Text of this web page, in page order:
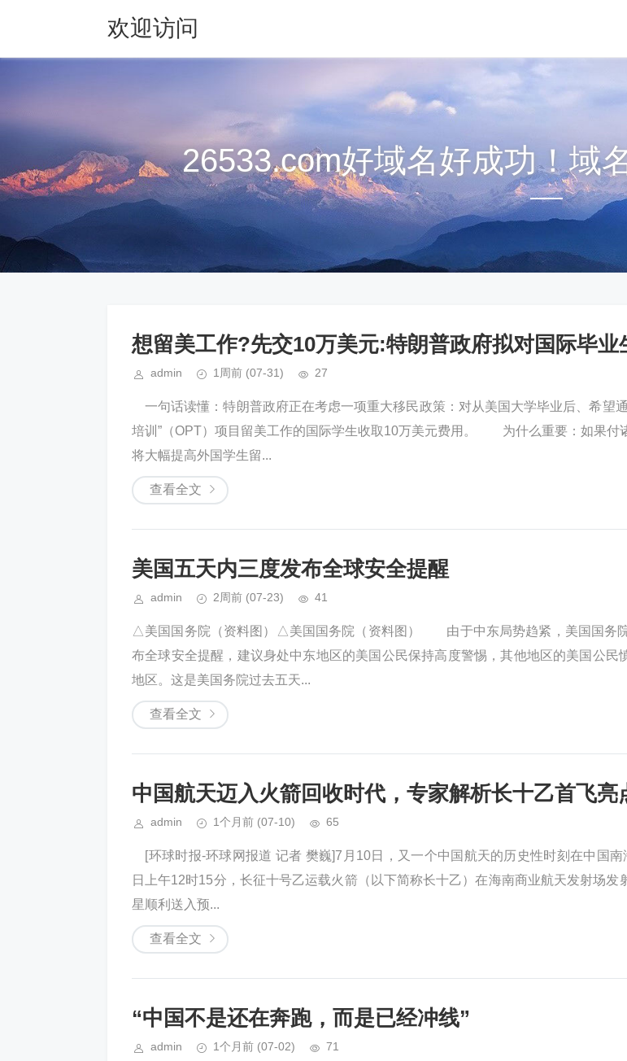
欢迎访问
26533.com好域名好成功！域
想留美工作?先交10万美元:特朗普政府拟对国际毕业
admin 1周前 (07-31) 27
一句话读懂：特朗普政府正在考虑一项重大移民政策：对从美国大学毕业后、希望
培训”（OPT）项目留美工作的国际学生收取10万美元费用。 为什么重要：如果付
将大幅提高外国学生留...
查看全文
美国五天内三度发布全球安全提醒
admin 2周前 (07-23) 41
△美国国务院（资料图）△美国国务院（资料图） 由于中东局势趋紧，美国国务
布全球安全提醒，建议身处中东地区的美国公民保持高度警惕，其他地区的美国公民
地区。这是美国务院过去五天...
查看全文
中国航天迈入火箭回收时代，专家解析长十乙首飞亮
admin 1个月前 (07-10) 65
[环球时报-环球网报道 记者 樊巍]7月10日，又一个中国航天的历史性时刻在中国南
日上午12时15分，长征十号乙运载火箭（以下简称长十乙）在海南商业航天发射场发
星顺利送入预...
查看全文
“中国不是还在奔跑，而是已经冲线”
admin 1个月前 (07-02) 71